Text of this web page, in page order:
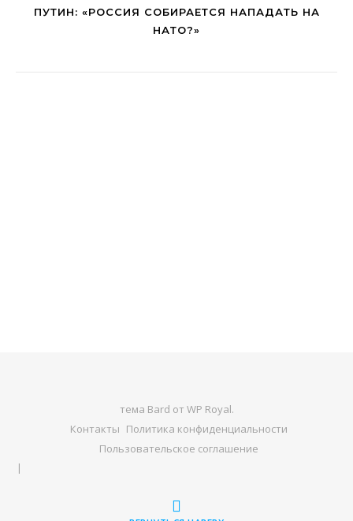
ПУТИН: «РОССИЯ СОБИРАЕТСЯ НАПАДАТЬ НА
НАТО?»
тема Bard от WP Royal.
Контакты Политика конфиденциальности
Пользовательское соглашение